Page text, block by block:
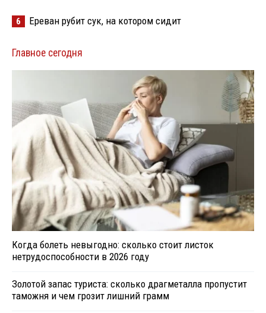
6 Ереван рубит сук, на котором сидит
Главное сегодня
Когда болеть невыгодно: сколько стоит листок
нетрудоспособности в 2026 году
Золотой запас туриста: сколько драгметалла пропустит
таможня и чем грозит лишний грамм